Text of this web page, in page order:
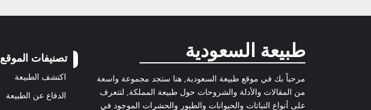
طبيعة السعودية
مرحباً بك في موقع طبيعة السعودية, هنا ستجد مجموعة واسعة
من المقالات والأدلة والشروحات حول طبيعة المملكة, لتتعرف
على أنواع النباتات والحيوانات والطيور والحشرات الموجود في
تصنيفات الموقع
اكتشف الطبيعة
الدفاع عن الطبيعة